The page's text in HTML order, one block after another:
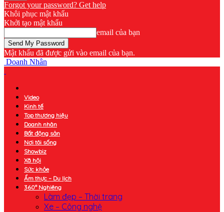
Forgot your password? Get help
Khôi phục mật khẩu
Khởi tạo mật khẩu
email của bạn
Mật khẩu đã được gửi vào email của bạn.
Doanh Nhân
Video
Kinh tế
Top thương hiệu
Doanh nhân
Bất động sản
Nơi tôi sống
Showbiz
Xã hội
Sức khỏe
Ẩm thực – Du lịch
360° Nghiêng
Làm đẹp – Thời trang
Xe – Công nghệ